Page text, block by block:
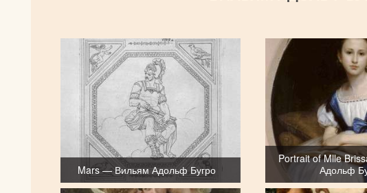
Mars — Вильям Адольф Бугро
Portrait of Mlle
Адольф